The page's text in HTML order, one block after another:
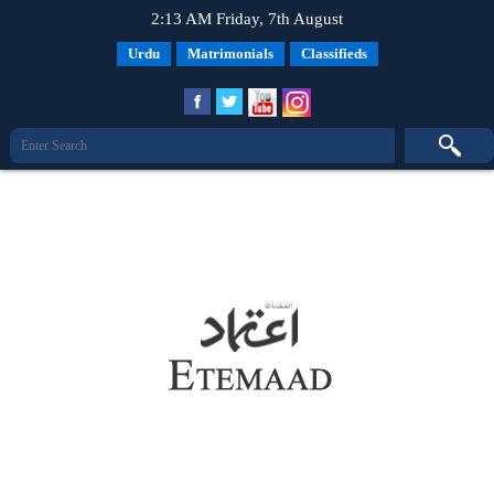
2:13 AM Friday, 7th August
Urdu Matrimonials Classifieds